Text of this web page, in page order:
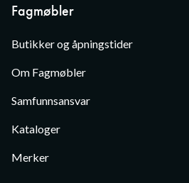
Fagmøbler
Butikker og åpningstider
Om Fagmøbler
Samfunnsansvar
Kataloger
Merker